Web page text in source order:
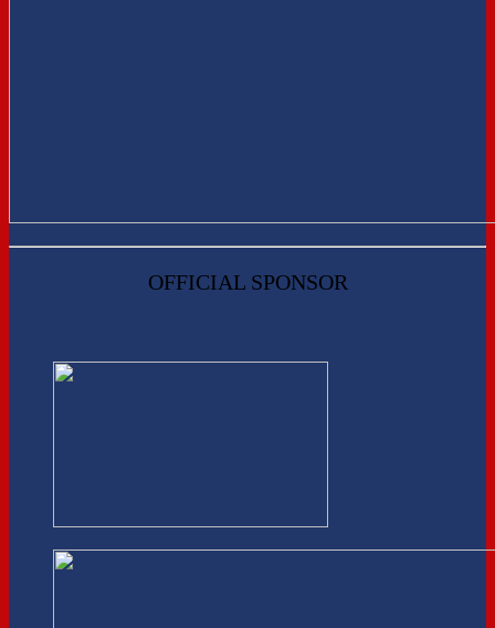
OFFICIAL SPONSOR